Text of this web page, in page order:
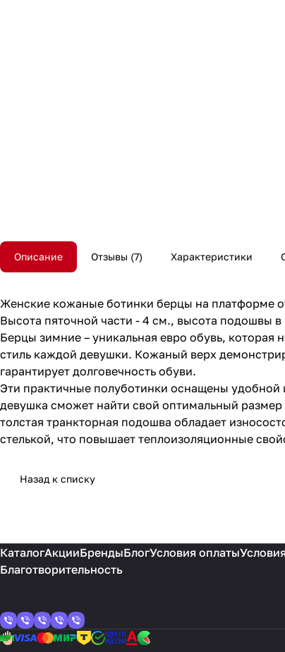
Описание Отзывы 7 Характеристики
Женские кожаные ботинки берцы на платформе
Высота пяточной части - 4 см., высота подошвы
Берцы зимние – уникальная евро обувь, которая
стиль каждой девушки. Кожаный верх
гарантирует долговечность обуви.
Эти практичные полуботинки оснащены удобной
девушка сможет найти свой оптимальный
толстая транкторная подошва обладает
стелькой, что повышает теплоизоляционные
Назад к списку
КаталогАкцииБрендыБлогУсловия оплаты
Благотворительность